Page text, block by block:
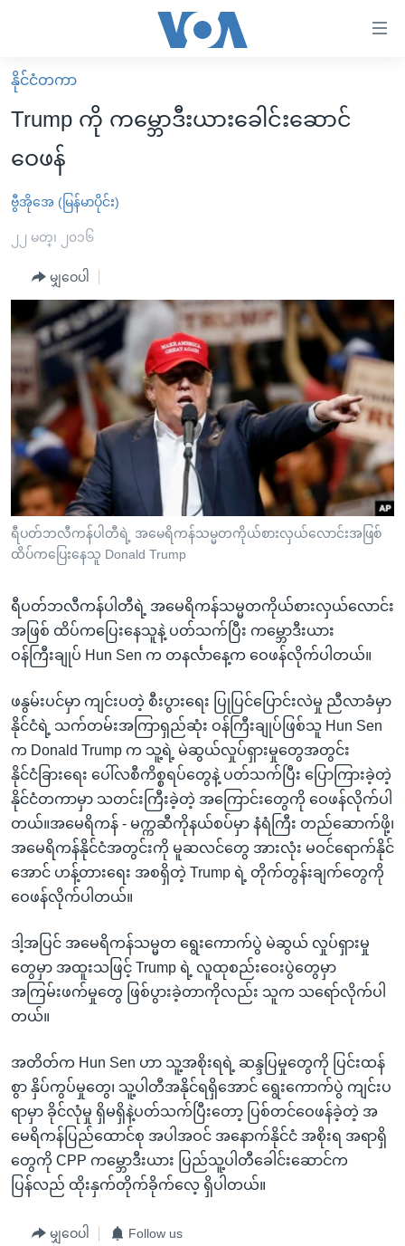
လွယ်ကူ
စေ
များ
ပင်မ
ကျော်
ကြည့်
ပင်မ
အ
ညွန်း
စာမျက်နှာ
သို့
ကျော်
ကြည့်
ရန်
ရန်
နေရာ
သို့
ရန်
မူလစာမျက်နှာ
မြန်မာ
ကမ္ဘာ့သတင်းများ
နိုင်ငံတကာ
အမေရိကန်
အစ္စရေး-ပါလက်စတိုင်း
ဗွီဒီယို
သတင်းလွတ်လပ်ခွင့်
အင်္ဂလိပ်စာလေ့လာမယ်
အမေရိကန်သုံးအီဒီယံ
မကြေးမုံရဲ့ အင်္ဂလိပ်စာ
ရုပ်ရှင်ထဲက အင်္ဂလိပ်စာ
သုတပဒေသာ အင်္ဂလိပ်စာ
အပတ်စဉ်ကဏ္ဍများ
ရေဒီယို
တီဗွီ
ရေဒီယိုနှင့်ရုပ်သံ အချက်အလက်များ
ရေဒီယို/တီဗွီအစီအစဉ်
Learning English
ဗွီအိုအေ လူမှုကွန်ယက်များ
နိုင်ငံတကာ
Trump ကို ကမ္ဘောဒီးယားခေါင်းဆောင်
ဝေဖန်
ဗွီအိုအေ (မြန်မာပိုင်း)
၂၂ မတ္၊ ၂၀၁၆
မျှဝေပါ
ရီပတ်ဘလီကန်ပါတီရဲ့ အမေရိကန်သမ္မတကိုယ်စားလှယ်လောင်းအဖြစ်
ထိပ်ကပြေးနေသူ Donald Trump
ရီပတ်ဘလီကန်ပါတီရဲ့ အမေရိကန်သမ္မတကိုယ်စားလှယ်လောင်း
အဖြစ် ထိပ်ကပြေးနေသူနဲ့ ပတ်သက်ပြီး ကမ္ဘောဒီးယား
ဝန်ကြီးချုပ် Hun Sen က တနင်္လာနေ့က ဝေဖန်လိုက်ပါတယ်။
ဖနွမ်းပင်မှာ ကျင်းပတဲ့ စီးပွားရေး ပြုပြင်ပြောင်းလဲမှု ညီလာခံမှာ
နိုင်ငံရဲ့ သက်တမ်းအကြာရှည်ဆုံး ဝန်ကြီးချုပ်ဖြစ်သူ Hun Sen
က Donald Trump က သူ့ရဲ့ မဲဆွယ်လှုပ်ရှားမှုတွေအတွင်း
နိုင်ငံခြားရေး ပေါ်လစီကိစ္စရပ်တွေနဲ့ ပတ်သက်ပြီး ပြောကြားခဲ့တဲ့
နိုင်ငံတကာမှာ သတင်းကြီးခဲ့တဲ့ အကြောင်းတွေကို ဝေဖန်လိုက်ပါ
တယ်။အမေရိကန် - မက္ကဆီကိုနယ်စပ်မှာ နံရံကြီး တည်ဆောက်ဖို့၊
အမေရိကန်နိုင်ငံအတွင်းကို မူဆလင်တွေ အားလုံး မဝင်ရောက်နိုင်
အောင် ဟန့်တားရေး အစရှိတဲ့ Trump ရဲ့ တိုက်တွန်းချက်တွေကို
ဝေဖန်လိုက်ပါတယ်။
ဒါ့အပြင် အမေရိကန်သမ္မတ ရွေးကောက်ပွဲ မဲဆွယ် လှုပ်ရှားမှု
တွေမှာ အထူးသဖြင့် Trump ရဲ့ လူထုစည်းဝေးပွဲတွေမှာ
အကြမ်းဖက်မှုတွေ ဖြစ်ပွားခဲ့တာကိုလည်း သူက သရော်လိုက်ပါ
တယ်။
အတိတ်က Hun Sen ဟာ သူ့အစိုးရရဲ့ ဆန္ဒပြမှုတွေကို ပြင်းထန်
စွာ နှိပ်ကွပ်မှုတွေ၊ သူ့ပါတီအနိုင်ရရှိအောင် ရွေးကောက်ပွဲ ကျင်းပ
ရာမှာ ခိုင်လုံမှု ရှိမရှိနဲ့ပတ်သက်ပြီးတော့ ပြစ်တင်ဝေဖန်ခဲ့တဲ့ အ
မေရိကန်ပြည်ထောင်စု အပါအဝင် အနောက်နိုင်ငံ အစိုးရ အရာရှိ
တွေကို CPP ကမ္ဘောဒီးယား ပြည်သူ့ပါတီခေါင်းဆောင်က
ပြန်လည် ထိုးနှက်တိုက်ခိုက်လေ့ ရှိပါတယ်။
မျှဝေပါ Follow us